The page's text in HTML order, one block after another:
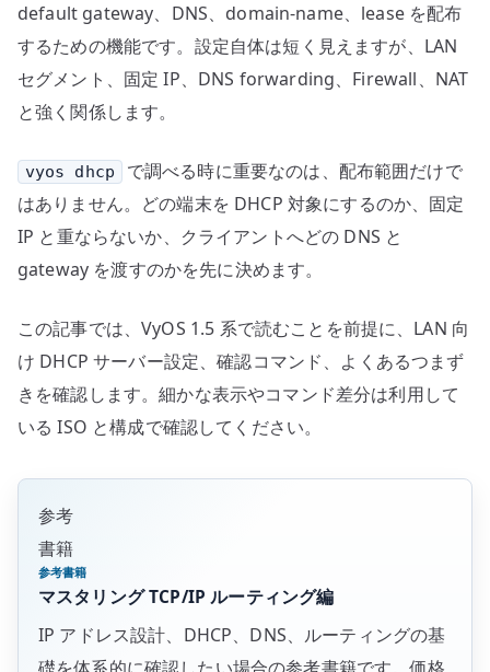
へ
の
default gateway、DNS、domain-name、lease を配布
するための機能です。設定自体は短く見えますが、LAN
セグメント、固定 IP、DNS forwarding、Firewall、NAT
と強く関係します。
vyos dhcp
で調べる時に重要なのは、配布範囲だけで
はありません。どの端末を DHCP 対象にするのか、固定
IP と重ならないか、クライアントへどの DNS と
gateway を渡すのかを先に決めます。
この記事では、VyOS 1.5 系で読むことを前提に、LAN 向
け DHCP サーバー設定、確認コマンド、よくあるつまず
きを確認します。細かな表示やコマンド差分は利用して
いる ISO と構成で確認してください。
参考
書籍
参考書籍
マスタリング TCP/IP ルーティング編
IP アドレス設計、DHCP、DNS、ルーティングの基
礎を体系的に確認したい場合の参考書籍です。価格